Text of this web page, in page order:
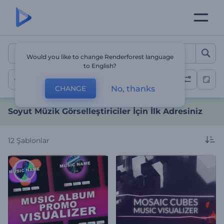
Soyut Müzik
Soyut Müzik Görselleştiriciler İçin İlk Adresiniz
12 Şablonlar
Would you like to change Renderforest language
to English?
CHANGE No, thanks